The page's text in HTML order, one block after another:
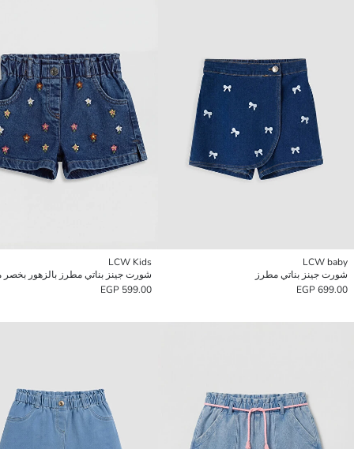
LCW baby
شورت جينز بناتي مطرز
699.00 EGP
LCW Kids
شورت جينز بناتي مطرز بالزهور
599.00 EGP